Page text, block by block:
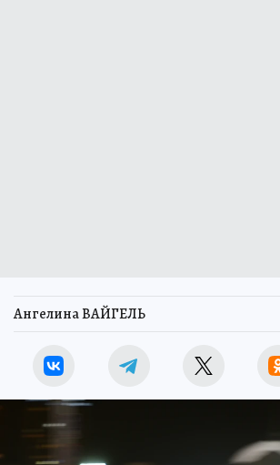
Ангелина ВАЙГЕЛЬ